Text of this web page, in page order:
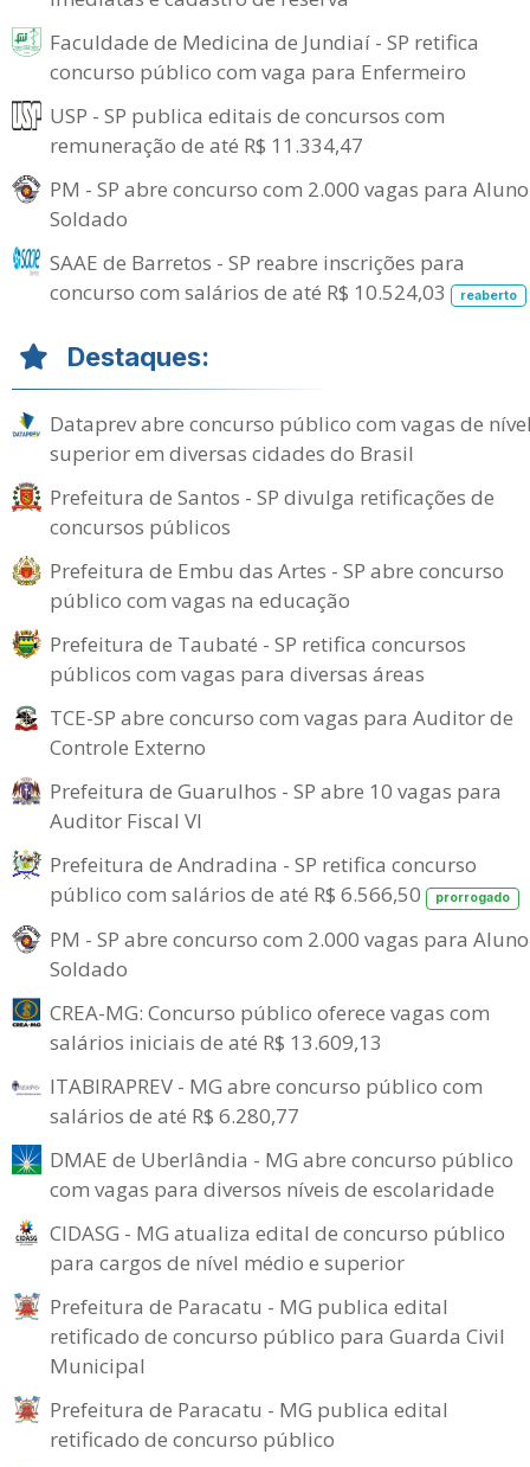
Faculdade de Medicina de Jundiaí - SP retifica
concurso público com vaga para Enfermeiro
USP - SP publica editais de concursos com
remuneração de até R$ 11.334,47
PM - SP abre concurso com 2.000 vagas para
Soldado
SAAE de Barretos - SP reabre inscrições para
concurso com salários de até R$ 10.524,03
reaberto
Destaques:
Dataprev abre concurso público com vagas de
superior em diversas cidades do Brasil
Prefeitura de Santos - SP divulga retificações de
concursos públicos
Prefeitura de Embu das Artes - SP abre concurso
público com vagas na educação
Prefeitura de Taubaté - SP retifica concursos
públicos com vagas para diversas áreas
TCE-SP abre concurso com vagas para Auditor de
Controle Externo
Prefeitura de Guarulhos - SP abre 10 vagas para
Auditor Fiscal VI
Prefeitura de Andradina - SP retifica concurso
público com salários de até R$ 6.566,50
prorrogado
PM - SP abre concurso com 2.000 vagas para
Soldado
CREA-MG: Concurso público oferece vagas com
salários iniciais de até R$ 13.609,13
ITABIRAPREV - MG abre concurso público com
salários de até R$ 6.280,77
DMAE de Uberlândia - MG abre concurso público
com vagas para diversos níveis de escolaridade
CIDASG - MG atualiza edital de concurso público
para cargos de nível médio e superior
Prefeitura de Paracatu - MG publica edital
retificado de concurso público para Guarda Civil
Municipal
Prefeitura de Paracatu - MG publica edital
retificado de concurso público